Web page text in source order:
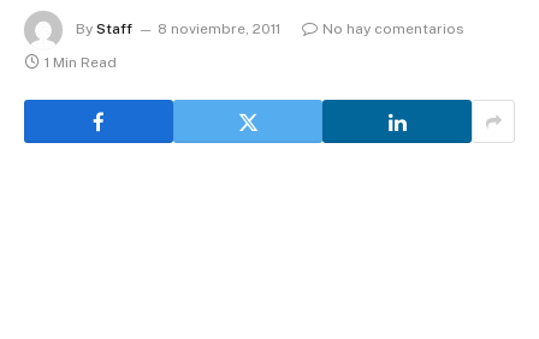
By Staff 8 noviembre, 2011
No hay comentarios
1 Min Read